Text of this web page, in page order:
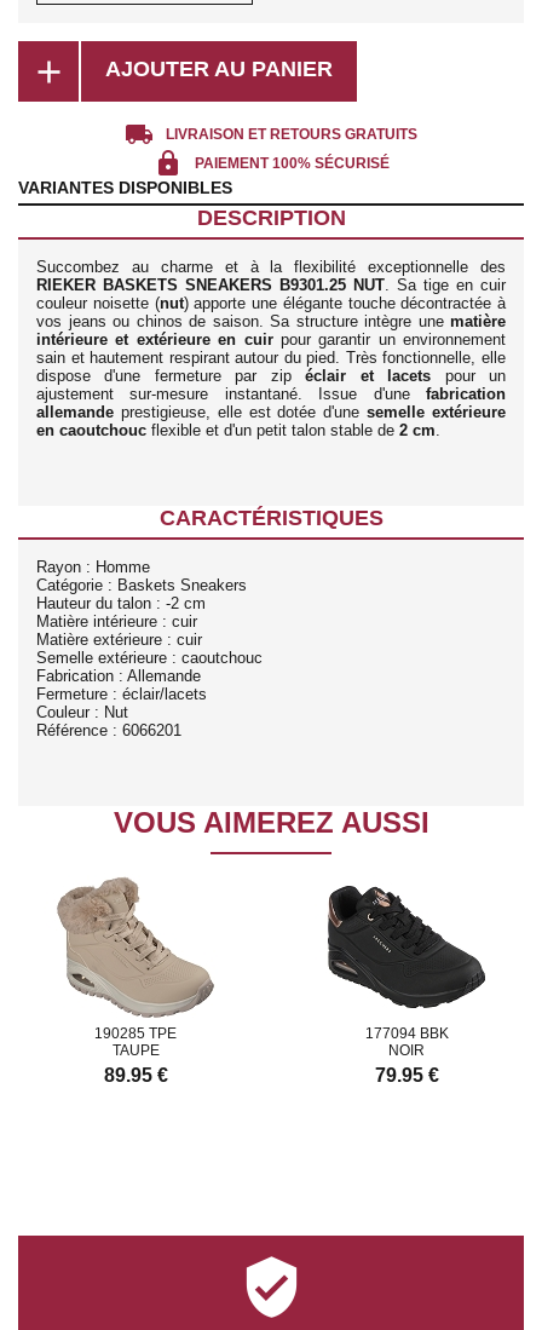
add AJOUTER AU PANIER
local_shipping LIVRAISON ET RETOURS GRATUITS
lock PAIEMENT 100% SÉCURISÉ
VARIANTES DISPONIBLES
DESCRIPTION
Succombez au charme et à la flexibilité exceptionnelle des
RIEKER BASKETS SNEAKERS B9301.25 NUT . Sa tige en cuir
couleur noisette (nut) apporte une élégante touche décontractée à
vos jeans ou chinos de saison. Sa structure intègre une matière
intérieure et extérieure en cuirpour garantir un environnement
sain et hautement respirant autour du pied. Très fonctionnelle, elle
dispose d'une fermeture par zipéclair et lacets pour un
ajustement sur-mesure instantané. Issue d'une fabrication
allemande prestigieuse, elle est dotée d'unesemelle extérieure
en caoutchouc flexible et d'un petit talon stable de 2 cm
CARACTÉRISTIQUES
Rayon : Homme
Catégorie : Baskets Sneakers
Hauteur du talon : -2 cm
Matière intérieure : cuir
Matière extérieure : cuir
Semelle extérieure : caoutchouc
Fabrication : Allemande
Fermeture : éclair/lacets
Couleur : Nut
Référence : 6066201
VOUS AIMEREZ AUSSI
190285 TPE
TAUPE
89.95 €
177094 BBK
NOIR
79.95 €
